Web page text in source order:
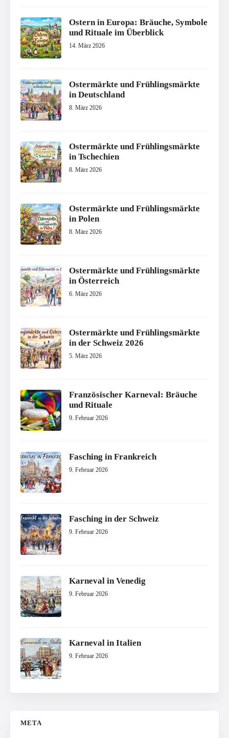
Ostern in Europa: Bräuche, Symbole
und Rituale im Überblick
14. März 2026
Ostermärkte und Frühlingsmärkte
in Deutschland
8. März 2026
Ostermärkte und Frühlingsmärkte
in Tschechien
8. März 2026
Ostermärkte und Frühlingsmärkte
in Polen
8. März 2026
Ostermärkte und Frühlingsmärkte
in Österreich
6. März 2026
Ostermärkte und Frühlingsmärkte
in der Schweiz 2026
5. März 2026
Französischer Karneval: Bräuche
und Rituale
9. Februar 2026
Fasching in Frankreich
9. Februar 2026
Fasching in der Schweiz
9. Februar 2026
Karneval in Venedig
9. Februar 2026
Karneval in Italien
9. Februar 2026
META